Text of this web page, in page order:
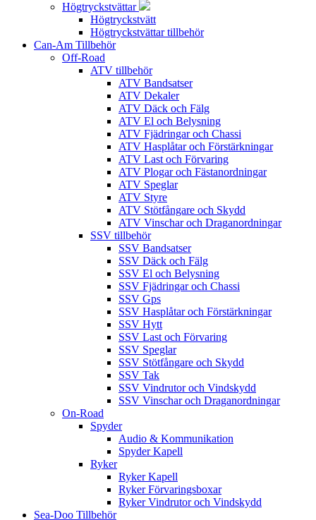
Högtryckstvättar
Högtryckstvätt
Högtryckstvättar tillbehör
Can-Am Tillbehör
Off-Road
ATV tillbehör
ATV Bandsatser
ATV Dekaler
ATV Däck och Fälg
ATV El och Belysning
ATV Fjädringar och Chassi
ATV Hasplåtar och Förstärkningar
ATV Last och Förvaring
ATV Plogar och Fästanordningar
ATV Speglar
ATV Styre
ATV Stötfångare och Skydd
ATV Vinschar och Draganordningar
SSV tillbehör
SSV Bandsatser
SSV Däck och Fälg
SSV El och Belysning
SSV Fjädringar och Chassi
SSV Gps
SSV Hasplåtar och Förstärkningar
SSV Hytt
SSV Last och Förvaring
SSV Speglar
SSV Stötfångare och Skydd
SSV Tak
SSV Vindrutor och Vindskydd
SSV Vinschar och Draganordningar
On-Road
Spyder
Audio & Kommunikation
Spyder Kapell
Ryker
Ryker Kapell
Ryker Förvaringsboxar
Ryker Vindrutor och Vindskydd
Sea-Doo Tillbehör